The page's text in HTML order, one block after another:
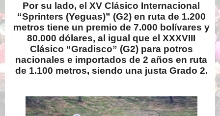
Por su lado, el XV Clásico Internacional
“Sprinters (Yeguas)” (G2) en ruta de 1.200
metros tiene un premio de 7.000 bolívares y
80.000 dólares, al igual que el XXXVIII
Clásico “Gradisco” (G2) para potros
nacionales e importados de 2 años en ruta
de 1.100 metros, siendo una justa Grado 2.